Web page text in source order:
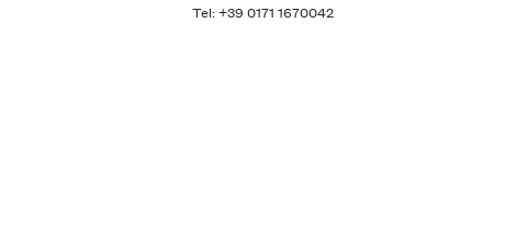
Tel: +39 0171 1670042